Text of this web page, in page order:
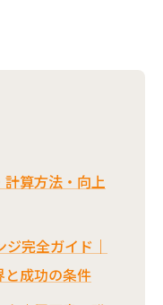
算方法・向上
完全ガイド｜
成功の条件